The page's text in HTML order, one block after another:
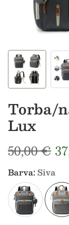
Torba/
Lux
Redna
50,00 €
Barva:Siva